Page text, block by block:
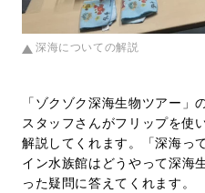
深海についての解説
「ゾクゾク深海生物ツアー」
スタッフさんがフリップを使
解説してくれます。「深海っ
イン水族館はどうやって深海
った疑問に答えてくれます。